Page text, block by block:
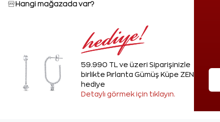
Hangi mağazada var?
59.990 TL ve üzeri Siparişinizle
birlikte Pırlanta Gümüş Küpe ZEN'den
hediye
Detaylı görmek için tıklayın.